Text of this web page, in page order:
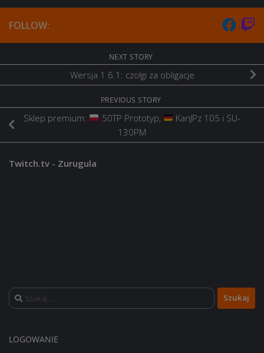
FOLLOW:
NEXT STORY
Wersja 1.6.1: czołgi za obligacje
PREVIOUS STORY
Sklep premium: 50TP Prototyp,
KanJPz 105 i SU-
130PM
Twitch.tv - Zurugula
Szukaj:
LOGOWANIE